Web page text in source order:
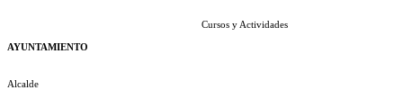
AYUNTAMIENTO
Alcalde
Cursos y Actividades